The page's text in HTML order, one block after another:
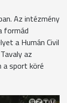
Az intézmény
formád
a Humán Civil
az
a sport köré